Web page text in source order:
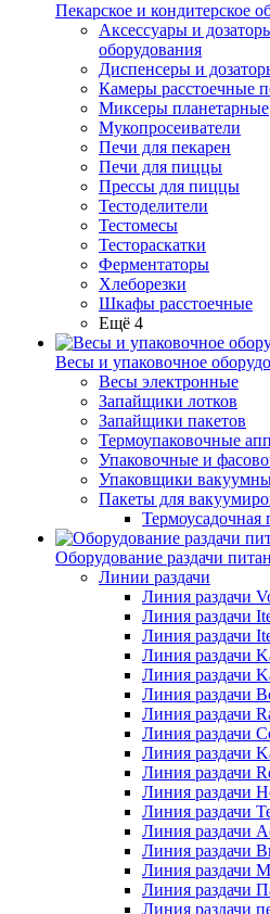
Пекарское и кондитерское
Аксессуары и
оборудования
Диспенсеры и
Камеры расстоечные
Миксеры планетарные
Мукопросеиватели
Печи для пекарен
Печи для пиццы
Прессы для пиццы
Тестоделители
Тестомесы
Тестораскатки
Ферментаторы
Хлеборезки
Шкафы расстоечные
Ещё 4
Весы и упаковочное
Весы электронные
Запайщики лотков
Запайщики пакетов
Термоупаковочные
Упаковочные и
Упаковщики
Пакеты для
Термоусадочная
Оборудование раздачи
Линии раздачи
Линия раздачи
Линия раздачи
Линия раздачи
Линия раздачи
Линия раздачи
Линия раздачи
Линия раздачи
Линия раздачи
Линия раздачи
Линия раздачи
Линия раздачи
Линия раздачи
Линия раздачи
Линия раздачи
Линия раздачи
Линия раздачи
Линия раздачи